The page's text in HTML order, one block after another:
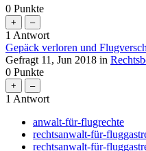
0 Punkte
1 Antwort
Gepäck verloren und
Gefragt 11, Jun 2018 in
0 Punkte
1 Antwort
anwalt-für-flugrechte
rechtsanwalt-für-
rechtsanwalt-für-